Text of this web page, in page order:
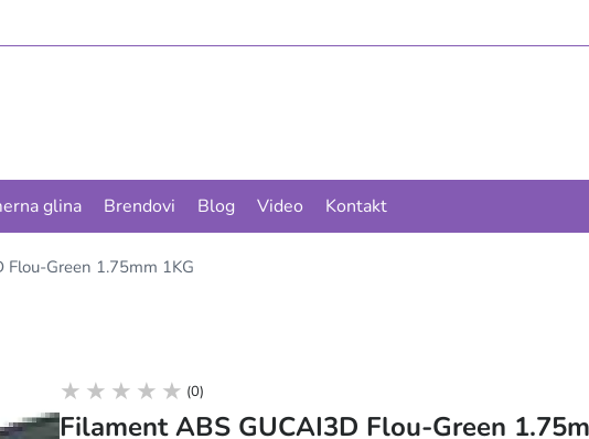
glina Brendovi Blog Video Kontakt
Flou-Green 1.75mm 1KG
(0)
Filament ABS GUCAI3D Flou-Green